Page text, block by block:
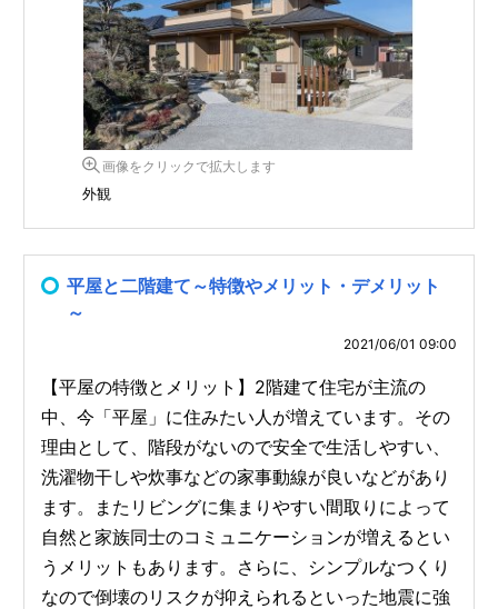
画像をクリックで拡大します
外観
平屋と二階建て～特徴やメリット・デメリット
～
2021/06/01 09:00
【平屋の特徴とメリット】2階建て住宅が主流の
中、今「平屋」に住みたい人が増えています。その
理由として、階段がないので安全で生活しやすい、
洗濯物干しや炊事などの家事動線が良いなどがあり
ます。またリビングに集まりやすい間取りによって
自然と家族同士のコミュニケーションが増えるとい
うメリットもあります。さらに、シンプルなつくり
なので倒壊のリスクが抑えられるといった地震に強